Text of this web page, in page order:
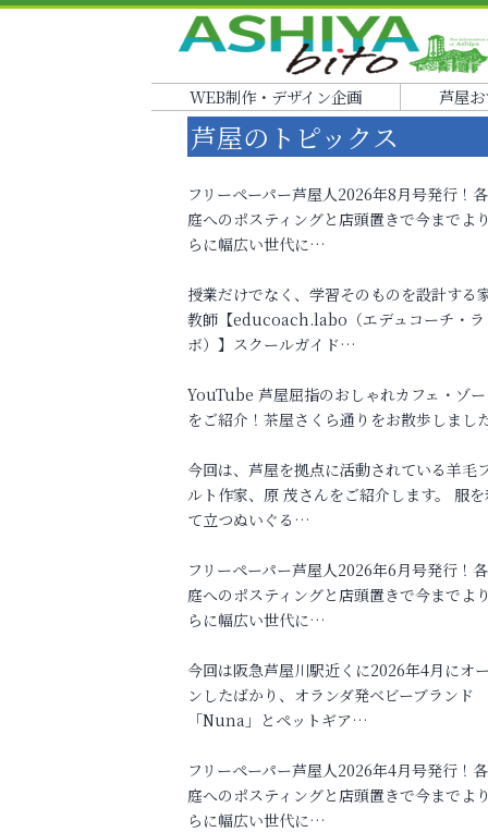
WEB制作・デザイン企画 芦屋
芦屋のトピックス
フリーペーパー芦屋人2026年8月号発行！
庭へのポスティングと店頭置きで今までよ
らに幅広い世代に…
授業だけでなく、学習そのものを設計する
教師【educoach.labo（エデュコーチ・ラ
ボ）】スクールガイド…
YouTube 芦屋屈指のおしゃれカフェ・ゾ
をご紹介！茶屋さくら通りをお散歩しまし
今回は、芦屋を拠点に活動されている羊毛
ルト作家、原 茂さんをご紹介します。 服を
て立つぬいぐる…
フリーペーパー芦屋人2026年6月号発行！
庭へのポスティングと店頭置きで今までよ
らに幅広い世代に…
今回は阪急芦屋川駅近くに2026年4月にオ
ンしたばかり、オランダ発ベビーブランド
「Nuna」とペットギア…
フリーペーパー芦屋人2026年4月号発行！
庭へのポスティングと店頭置きで今までよ
らに幅広い世代に…